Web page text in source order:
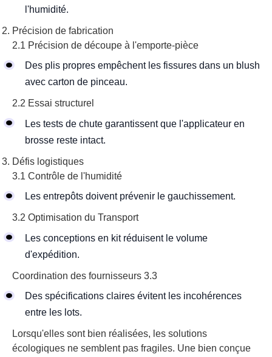
l'humidité.
Précision de fabrication
2.1 Précision de découpe à l'emporte-pièce
Des plis propres empêchent les fissures dans un blush
avec carton de pinceau.
2.2 Essai structurel
Les tests de chute garantissent que l'applicateur en
brosse reste intact.
Défis logistiques
3.1 Contrôle de l'humidité
Les entrepôts doivent prévenir le gauchissement.
3.2 Optimisation du Transport
Les conceptions en kit réduisent le volume
d'expédition.
Coordination des fournisseurs 3.3
Des spécifications claires évitent les incohérences
entre les lots.
Lorsqu'elles sont bien réalisées, les solutions
écologiques ne semblent pas fragiles. Une bien conçue